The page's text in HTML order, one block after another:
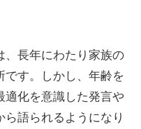
、長年にわたり家族の
です。しかし、年齢を
適化を意識した発言や
語られるようになり